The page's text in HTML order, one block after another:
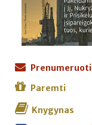
Prenumeruoti
Paremti
Knygynas